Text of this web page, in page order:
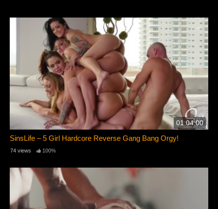
01:04:00
SinsLife – 5 Girl Hardcore Reverse Gang Bang Orgy!
74 views 100%